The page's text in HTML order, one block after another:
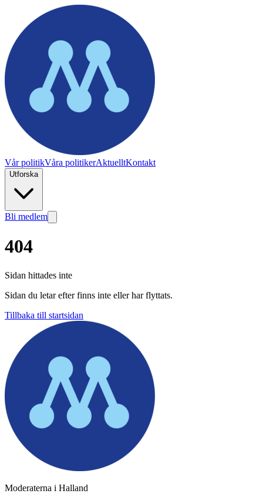
Vår politikVåra politikerAktuelltKontakt
Utforska
Bli medlem
404
Sidan hittades inte
Sidan du letar efter finns inte eller har flyttats.
Tillbaka till startsidan
Moderaterna i Halland